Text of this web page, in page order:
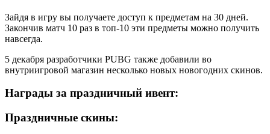
Зайдя в игру вы получаете доступ к предметам на 30 дней.
Закончив матч 10 раз в топ-10 эти предметы можно получить
навсегда.
5 декабря разработчики PUBG также добавили во
внутриигровой магазин несколько новых новогодних скинов.
Награды за праздничный ивент:
Праздничные скины: